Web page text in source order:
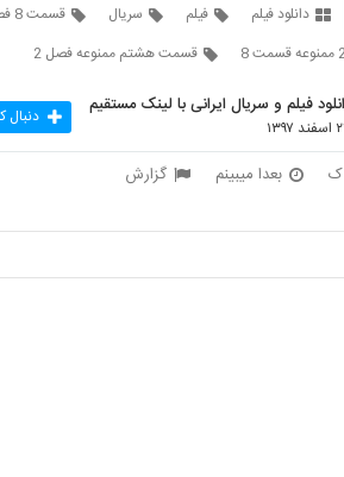
دانلود فیلم فیلم سریال قسمت 8 فصل 2 ممنوعه
قسمت هشتم ممنوعه فصل 2
فیلم و سریال ایرانی با لینک مستقیم دنبال
بعدا میبینم گزارش